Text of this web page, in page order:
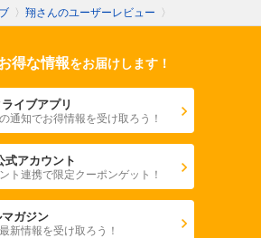
〉 翔さんのユーザーレビュー 〉
得な情報をお届けします！
イブアプリ
通知でお得情報を受け取ろう！
式アカウント
ト連携で限定クーポンゲット！
ガジン
新情報を受け取ろう！